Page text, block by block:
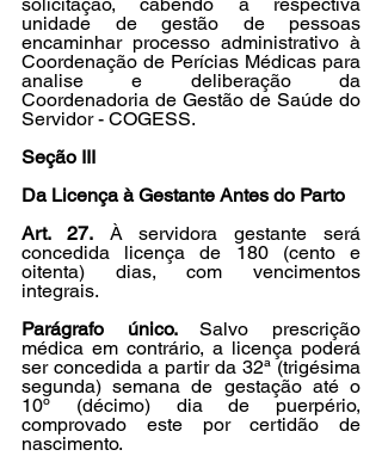
unidade de gestão de pessoas
encaminhar processo administrativo à
Coordenação de Perícias Médicas para
analise e deliberação da
Coordenadoria de Gestão de Saúde do
Servidor - COGESS.
Seção III
Da Licença à Gestante Antes do Parto
Art. 27. À servidora gestante será
concedida licença de 180 (cento e
oitenta) dias, com vencimentos
integrais.
Parágrafo único. Salvo prescrição
médica em contrário, a licença poderá
ser concedida a partir da 32ª (trigésima
segunda) semana de gestação até o
10º (décimo) dia de puerpério,
comprovado este por certidão de
nascimento.